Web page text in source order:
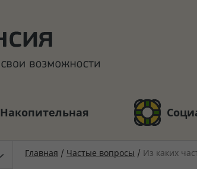
Накопительная
Главная / Частые вопросы / Из каких